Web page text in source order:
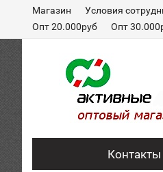
Магазин Условия
Опт 20.000руб
Опт
Контакты